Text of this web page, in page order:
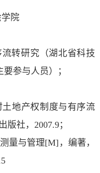
院
转研究（湖北省科技
参与人员）；
地产权制度与有序流
社，2007.9；
量与管理[M]，编著，